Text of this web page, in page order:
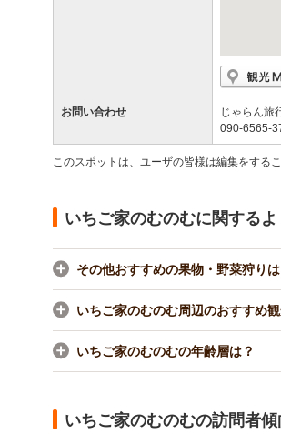
お問い合わせ
じゃらん旅
090-6565-
このスポットは、ユーザの皆様は編集をする
いちご家のむのむに関する
その他おすすめの果物・野菜狩り
いちご家のむのむ周辺のおすすめ
いちご家のむのむの年齢層は？
いちご家のむのむの訪問者傾